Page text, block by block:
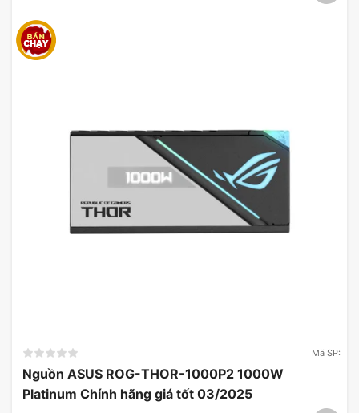
Mã SP:
Nguồn ASUS ROG-THOR-1000P2 1000W
Platinum Chính hãng giá tốt 03/2025